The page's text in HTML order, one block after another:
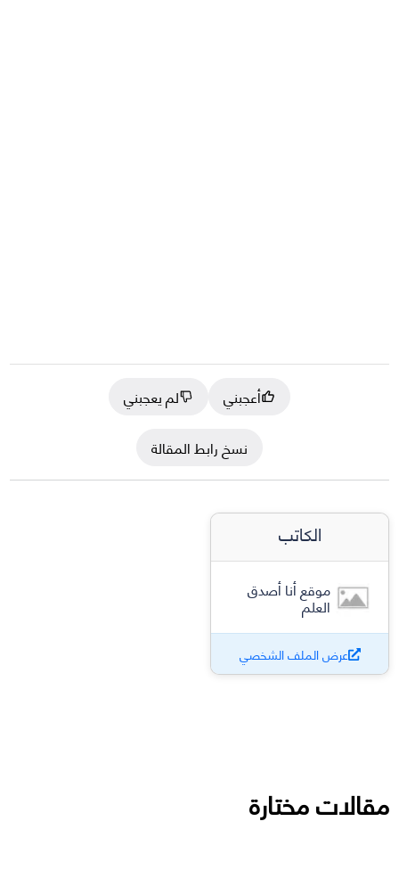
أعجبني
لم يعجبني
نسخ رابط المقالة
الكاتب
موقع أنا أصدق
العلم
عرض الملف الشخصي
مقالات مختارة